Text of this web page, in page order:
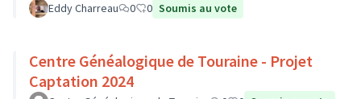
Eddy Charreau 0 0 Soumis au vote
Centre Généalogique de Touraine - Projet
Captation 2024